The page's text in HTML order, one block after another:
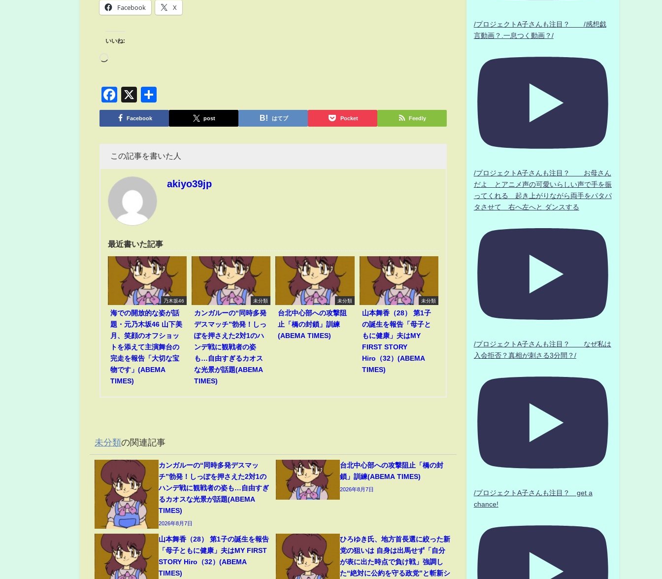
Facebook X
いいね:
Facebook
X
有
Facebook post はてブ Pocket Feedly
この記事を書いた人
akiyo39jp
最近書いた記事
乃木坂46
海での開放的な姿が話
題・元乃木坂46 山下美
月、笑顔のオフショッ
トを添えて主演舞台の
完走を報告「大切な宝
物です」(ABEMA
TIMES)
未分類
カンガルーの“同時多発
デスマッチ”勃発！しっ
ぽを押さえた2対1のハ
ンデ戦に観戦者の姿
も…自由すぎるカオス
な光景が話題(ABEMA
TIMES)
未分類
台北中心部への攻撃阻
止「橋の封鎖」訓練
(ABEMA TIMES)
未分類
山本舞香（28） 第1子
の誕生を報告「母子と
もに健康」夫はMY
FIRST STORY
Hiro（32）(ABEMA
TIMES)
未分類の関連記事
カンガルーの“同時多発デスマッ
チ”勃発！しっぽを押さえた2対1の
ハンデ戦に観戦者の姿も…自由すぎ
るカオスな光景が話題(ABEMA
TIMES)
2026年8月7日
台北中心部への攻撃阻止「橋の封
鎖」訓練(ABEMA TIMES)
2026年8月7日
山本舞香（28） 第1子の誕生を報告
「母子ともに健康」夫はMY FIRST
STORY Hiro（32）(ABEMA
TIMES)
ひろゆき氏、地方首長選に絞った新
党の狙いは 自身は出馬せず「自分
が表に出た時点で負け戦」強調し
た“絶対に公約を守る政党”と斬新シ
/プロジェクトA子さんも注目？ /感想戯
言動画？.一息つく動画？/
/プロジェクトA子さんも注目？ お母さん
だよ とアニメ声の可愛いらしい声で手を振
ってくれる 起き上がりながら両手をパタパ
タさせて 右へ左へと ダンスする
/プロジェクトA子さんも注目？ なぜ私は
入会拒否？真相が刺さる3分間？/
/プロジェクトA子さんも注目？ get a
chance!